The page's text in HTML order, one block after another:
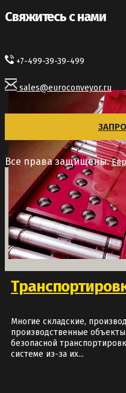
Многие складские,
производственные
безопасной
системе из-за их...
Свяжитесь с нами
+7-499-39-39-499
sales@euroconveyor.ru
Все права защищены.